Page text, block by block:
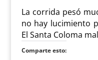
La corrida pesó
no hay lucimiento
El Santa Coloma
Comparte esto: